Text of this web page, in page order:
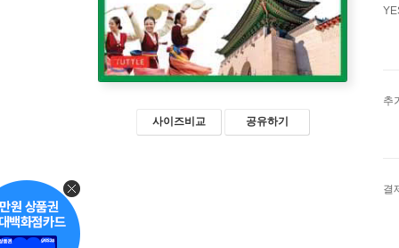
사이즈비교 공유하기
추
결